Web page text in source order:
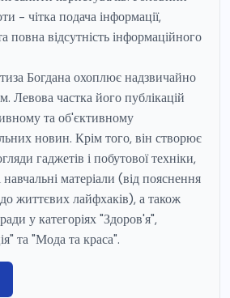
- чітка подача інформації,
повна відсутність інформаційного
Богдана охоплює надзвичайно
Левова частка його публікацій
та об'єктивному
новин. Крім того, він створює
гаджетів і побутової техніки,
матеріали (від пояснення
життєвих лайфхаків), а також
у категоріях "Здоров'я",
та "Мода та краса".